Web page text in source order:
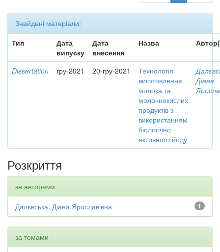
Знайдені матеріали:
Тип
Дата
випуску
Дата
внесення
Назва
Dissertation гру-2021 20-гру-2021
Технологія
виготовлення
молока та
молочнокислих
продуктів з
використанням
біологічно
активного йоду
Діана
Розкриття
за авторами
1
Далєвська, Діана Ярославівна
за темами